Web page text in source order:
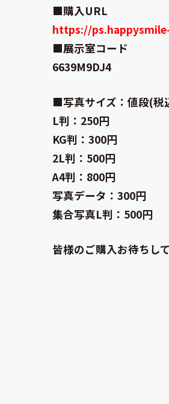
■購入URL
https://
■展示室コード
6639M9DJ4
■写真サイズ：値段(税
L判：250円
KG判：300円
2L判：500円
A4判：800円
写真データ：300円
集合写真L判：500円
皆様のご購入お待ちし